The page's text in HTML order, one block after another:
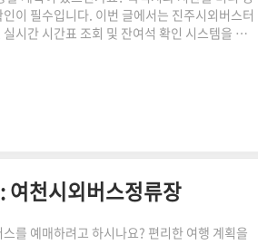
이 필수입니다. 이번 글에서는 진주시외버스터
시간 시간표 조회 및 잔여석 확인 시스템을 활
지금 시외버스 예매방법과 시간표를 조회해 보
할 수 있습니다. 아래의 순서대로 진행하시면
니다. 1. 예매 사이트 접속(👉바로가기)을 ..
여천시외버스정류장
를 예매하려고 하시나요? 편리한 여행 계획을